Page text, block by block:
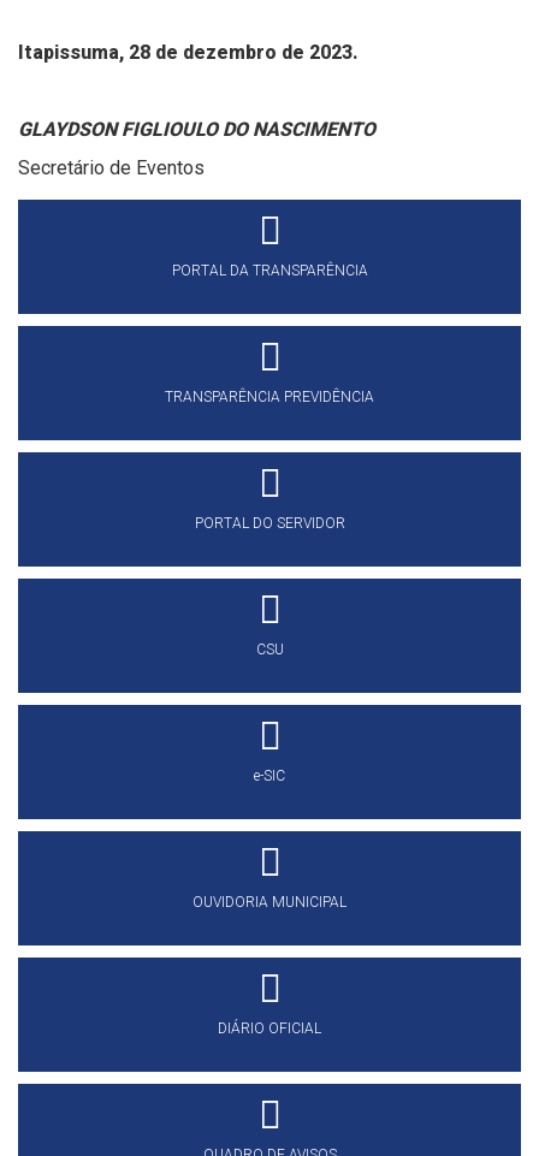
Itapissuma, 28 de dezembro de 2023.
GLAYDSON FIGLIOULO DO NASCIMENTO
Secretário de Eventos
PORTAL DA TRANSPARÊNCIA
TRANSPARÊNCIA PREVIDÊNCIA
PORTAL DO SERVIDOR
CSU
e-SIC
OUVIDORIA MUNICIPAL
DIÁRIO OFICIAL